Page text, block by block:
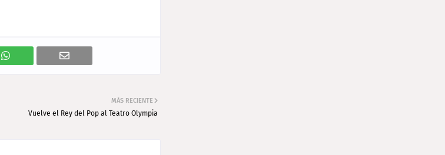
MÁS RECIENTE
Vuelve el Rey del Pop al Teatro Olympia